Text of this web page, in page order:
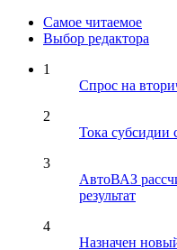
Самое читаемое
Выбор редактора
1
Спрос на
2
Тока субсидии
3
АвтоВАЗ
результат
4
Назначен